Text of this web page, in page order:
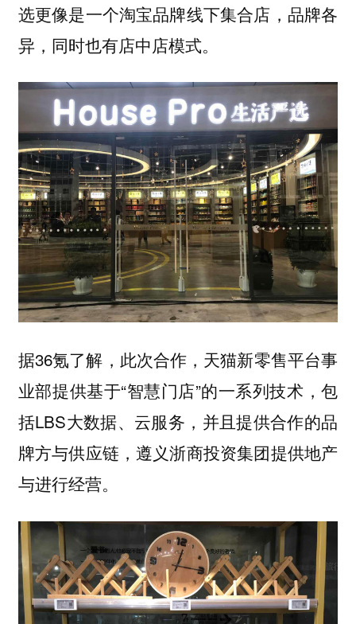
选更像是一个淘宝品牌线下集合店，品牌各
异，同时也有店中店模式。
据36氪了解，此次合作，天猫新零售平台事
业部提供基于“智慧门店”的一系列技术，包
括LBS大数据、云服务，并且提供合作的品
牌方与供应链，遵义浙商投资集团提供地产
与进行经营。